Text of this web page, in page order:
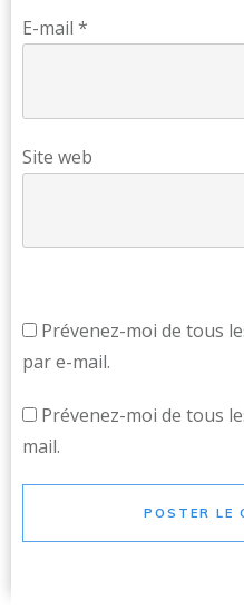
E-mail *
Site web
Prévenez-moi de tous
par e-mail.
Prévenez-moi de tous
mail.
POSTER LE